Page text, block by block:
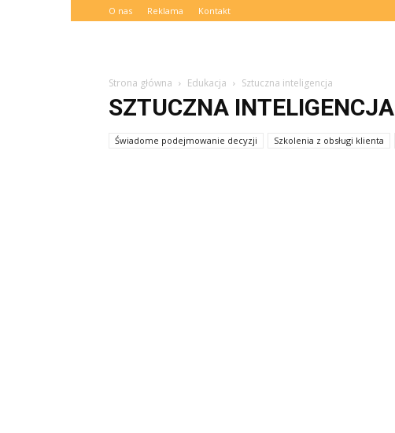
O nas Reklama Kontakt
Strona główna Edukacja Sztuczna inteligencja
SZTUCZNA INTELIGENCJA
Świadome podejmowanie decyzji Szkolenia z obsługi klienta